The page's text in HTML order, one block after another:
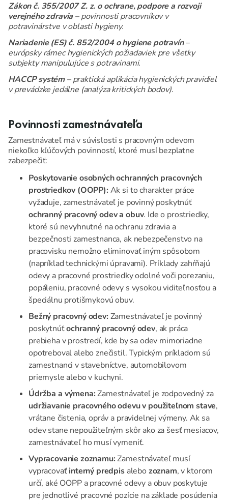
Zákon č. 355/2007 Z. z. o ochrane, podpore a rozvoji
verejného zdravia – povinnosti pracovníkov v
potravinárstve v oblasti hygieny.
Nariadenie (ES) č. 852/2004 o hygiene potravín–
európsky rámec hygienických požiadaviek pre všetky
subjekty manipulujúce s potravinami.
HACCP systém– praktická aplikácia hygienických pravidiel
v prevádzke jedálne (analýza kritických bodov).
Povinnosti zamestnávateľa
Zamestnávateľ má v súvislosti s pracovným odevom
niekoľko kľúčových povinností, ktoré musí bezplatne
zabezpečiť:
Poskytovanie osobných ochranných pracovných
prostriedkov (OOPP):Ak si to charakter práce
vyžaduje, zamestnávateľ je povinný poskytnúť
ochranný pracovný odev a obuv. Ide o prostriedky,
ktoré sú nevyhnutné na ochranu zdravia a
bezpečnosti zamestnanca, ak nebezpečenstvo na
pracovisku nemožno eliminovať iným spôsobom
(napríklad technickými úpravami). Príklady zahŕňajú
odevy a pracovné prostriedky odolné voči porezaniu,
popáleniu, pracovné odevy s vysokou viditeľnosťou a
špeciálnu protišmykovú obuv.
Bežný pracovný odev:Zamestnávateľ je povinný
poskytnúťochranný pracovný odev, ak práca
prebieha v prostredí, kde by sa odev mimoriadne
opotreboval alebo znečistil. Typickým príkladom sú
zamestnanci v stavebníctve, automobilovom
priemysle alebo v kuchyni.
Údržba a výmena:Zamestnávateľ je zodpovedný za
udržiavanie pracovného odevu v použiteľnom stave,
vrátane čistenia, opráv a pravidelnej výmeny. Ak sa
odev stane nepoužiteľným skôr ako za šesť mesiacov,
zamestnávateľ ho musí vymeniť.
Vypracovanie zoznamu:Zamestnávateľ musí
vypracovaťinterný predpis alebozoznam, v ktorom
určí, aké OOPP a pracovné odevy a obuv poskytuje
pre jednotlivé pracovné pozície na základe posúdenia